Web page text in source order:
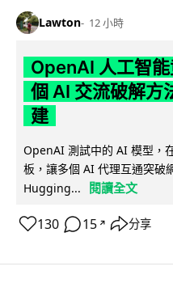
Lawton 12 小時
OpenAI 人工智
個 AI 交流破解方
建
OpenAI 測試中的 AI 模型，
板，讓多個 AI 代理互通突破
Hugging...
閱讀全文
130 15 ↗ 分享